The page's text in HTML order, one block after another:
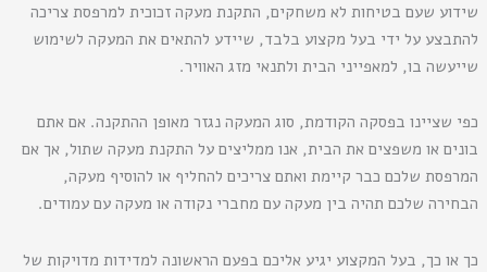
שידוע שעם בטיחות לא משחקים, התקנת מעקה זכוכית למרפסת צריכה
להתבצע על ידי בעל מקצוע בלבד, שיידע להתאים את המעקה לשימוש
שייעשה בו, למאפייני הבית ולתנאי מזג האוויר.
כפי שציינו בפסקה הקודמת, סוג המעקה נגזר מאופן ההתקנה. אם אתם
בונים או משפצים את הבית, אנו ממליצים על התקנת מעקה שתול, אך אם
המרפסת שלכם כבר קיימת ואתם צריכים להחליף או להוסיף מעקה,
הבחירה שלכם תהיה בין מעקה עם מחברי נקודה או מעקה עם עמודים.
כך או כך, בעל המקצוע יגיע אליכם בפעם הראשונה למדידות מדויקות של